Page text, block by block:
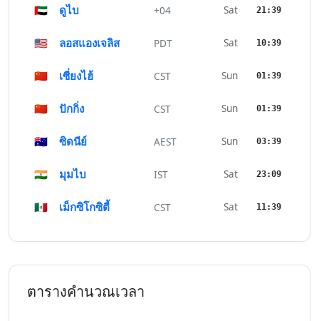
🇦🇪 ดูไบ +04 Sat 21:39
🇺🇸 ลอสแองเจลิส PDT Sat 10:39
🇨🇳 เซี่ยงไฮ้ CST Sun 01:39
🇨🇳 ปักกิ่ง CST Sun 01:39
🇦🇺 ซิดนีย์ AEST Sun 03:39
🇮🇳 มุมไบ IST Sat 23:09
🇲🇽 เม็กซิโกซิตี้ CST Sat 11:39
ตารางคำนวณเวลา